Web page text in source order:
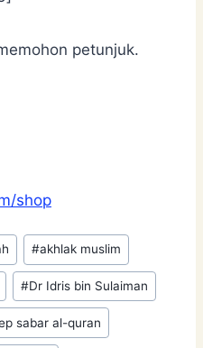
petunjuk.
shop
#akhlak muslim
#Dr Idris bin Sulaiman
sabar al-quran